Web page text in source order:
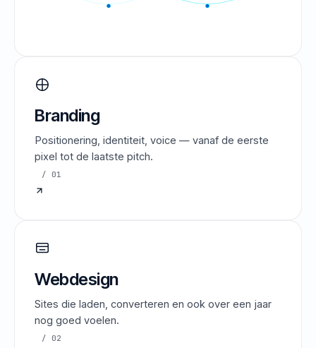
Branding
Positionering, identiteit, voice — vanaf de eerste
pixel tot de laatste pitch.
/ 01
Webdesign
Sites die laden, converteren en ook over een jaar
nog goed voelen.
/ 02